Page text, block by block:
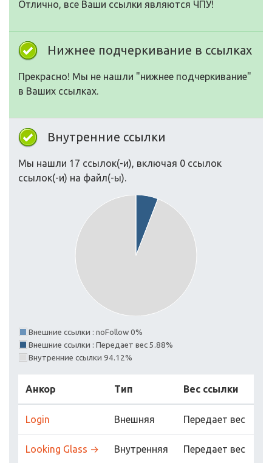
Отлично, все Ваши ссылки являются ЧПУ!
Нижнее подчеркивание в ссылках
Прекрасно! Мы не нашли "нижнее подчеркивание"
в Ваших ссылках.
Внутренние ссылки
Мы нашли 17 ссылок(-и), включая 0 ссылок
ссылок(-и) на файл(-ы).
Внешние ссылки : noFollow 0%
Внешние ссылки : Передает вес 5.88%
Внутренние ссылки 94.12%
Анкор Тип Вес ссылки
Login Внешняя Передает вес
Looking Glass → Внутренняя Передает вес